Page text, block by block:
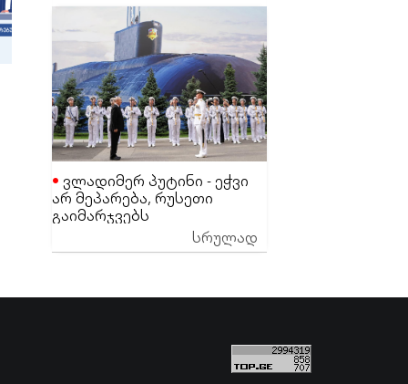
ვლადიმერ პუტინი - ეჭვი
არ მეპარება, რუსეთი
გაიმარჯვებს
სრულად